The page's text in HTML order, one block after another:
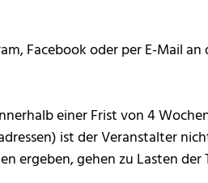
Facebook oder per E-Mail
einer Frist von 4
ist der Veranstalter
ergeben, gehen zu Lasten der